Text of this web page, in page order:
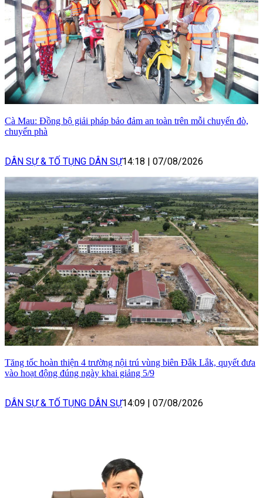
Cà Mau: Đồng bộ giải pháp bảo đảm an toàn trên mỗi chuyến đò,
chuyến phà
DÂN SỰ & TỐ TỤNG DÂN SỰ14:18 07/08/2026
Tăng tốc hoàn thiện 4 trường nội trú vùng biên Đắk Lắk, quyết đưa
vào hoạt động đúng ngày khai giảng 5/9
DÂN SỰ & TỐ TỤNG DÂN SỰ14:09 07/08/2026